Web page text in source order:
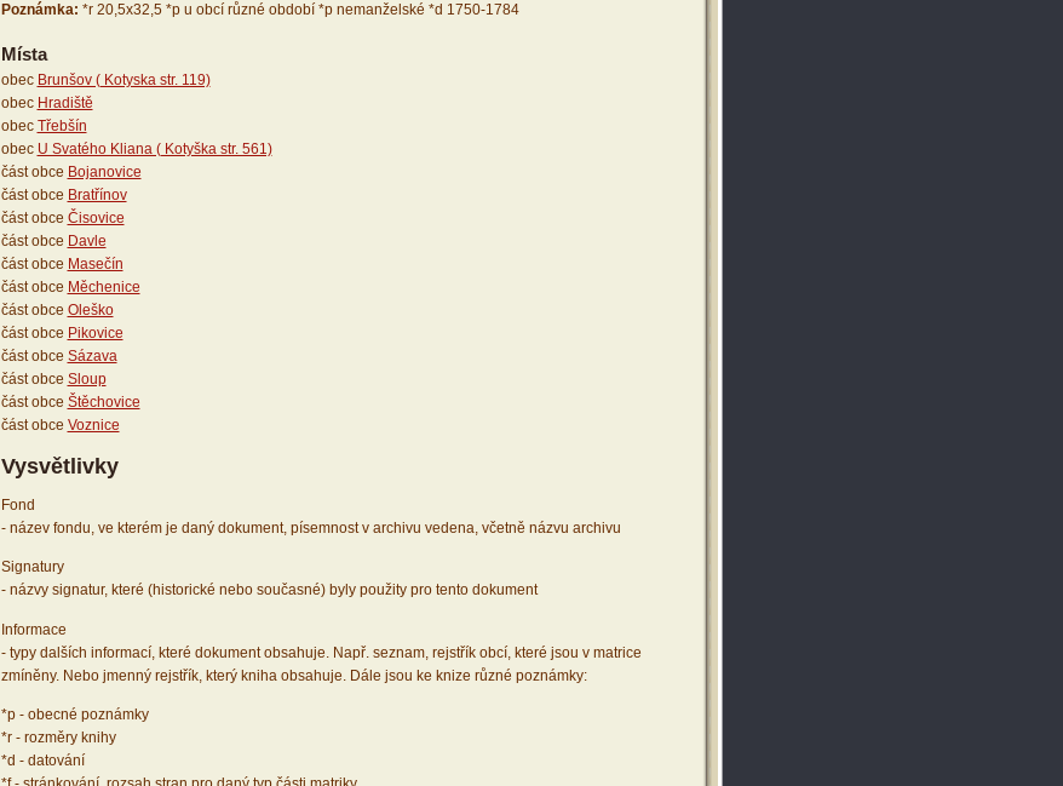
Poznámka: *r 20,5x32,5 *p u obcí různé období *p nemanželské *d 1750-1784
Místa
obec Brunšov ( Kotyska str. 119)
obec Hradiště
obec Třebšín
obec U Svatého Kliana ( Kotyška str. 561)
část obce Bojanovice
část obce Bratřínov
část obce Čisovice
část obce Davle
část obce Masečín
část obce Měchenice
část obce Oleško
část obce Pikovice
část obce Sázava
část obce Sloup
část obce Štěchovice
část obce Voznice
Vysvětlivky
Fond
- název fondu, ve kterém je daný dokument, písemnost v archivu vedena, včetně názvu archivu
Signatury
- názvy signatur, které (historické nebo současné) byly použity pro tento dokument
Informace
- typy dalších informací, které dokument obsahuje. Např. seznam, rejstřík obcí, které jsou v matrice
zmíněny. Nebo jmenný rejstřík, který kniha obsahuje. Dále jsou ke knize různé poznámky:
*p - obecné poznámky
*r - rozměry knihy
*d - datování